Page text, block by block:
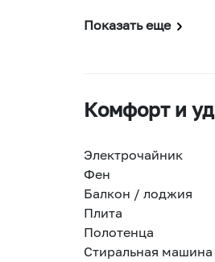
Показать еще
Комфорт и
Электрочайник
Фен
Балкон / лоджия
Плита
Полотенца
Стиральная машина